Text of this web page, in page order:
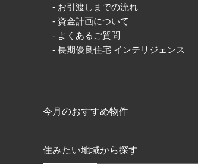
- お引渡しまでの流れ
- 資金計画について
- よくあるご質問
- 長期優良住宅 インテリジェンス
今月のおすすめ物件
住みたい地域から探す